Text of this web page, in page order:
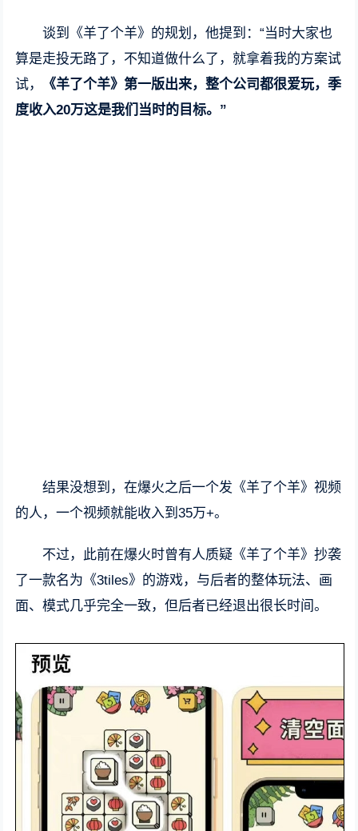
谈到《羊了个羊》的规划，他提到：“当时大家也
算是走投无路了，不知道做什么了，就拿着我的方案试
试，
《羊了个羊》第一版出来，整个公司都很爱玩，季
度收入20万这是我们当时的目标。”
结果没想到，在爆火之后一个发《羊了个羊》视频
的人，一个视频就能收入到35万+。
不过，此前在爆火时曾有人质疑《羊了个羊》抄袭
了一款名为《3tiles》的游戏，与后者的整体玩法、画
面、模式几乎完全一致，但后者已经退出很长时间。